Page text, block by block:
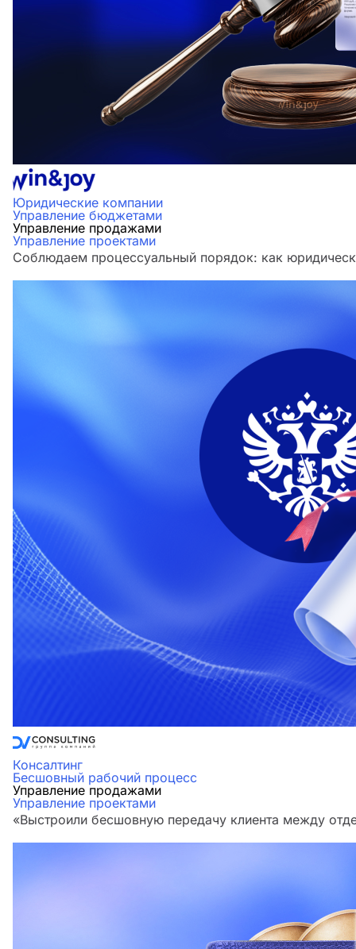
Юридические компании
Управление бюджетами
Управление продажами
Управление проектами
Соблюдаем процессуальный порядок: как
Консалтинг
Бесшовный рабочий процесс
Управление продажами
Управление проектами
«Выстроили бесшовную передачу клиента между